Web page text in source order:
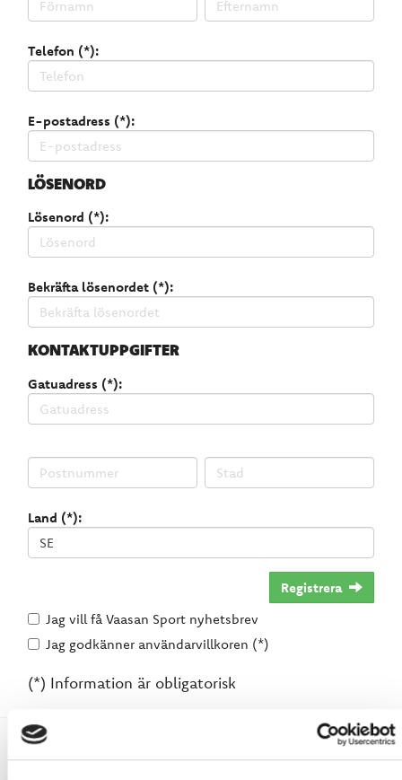
Telefon (*):
E-postadress (*):
LÖSENORD
Lösenord (*):
Bekräfta lösenordet (*):
KONTAKTUPPGIFTER
Gatuadress (*):
Land (*):
Registrera
Jag vill få Vaasan Sport nyhetsbrev
Jag godkänner användarvillkoren (*)
(*) Information är obligatorisk